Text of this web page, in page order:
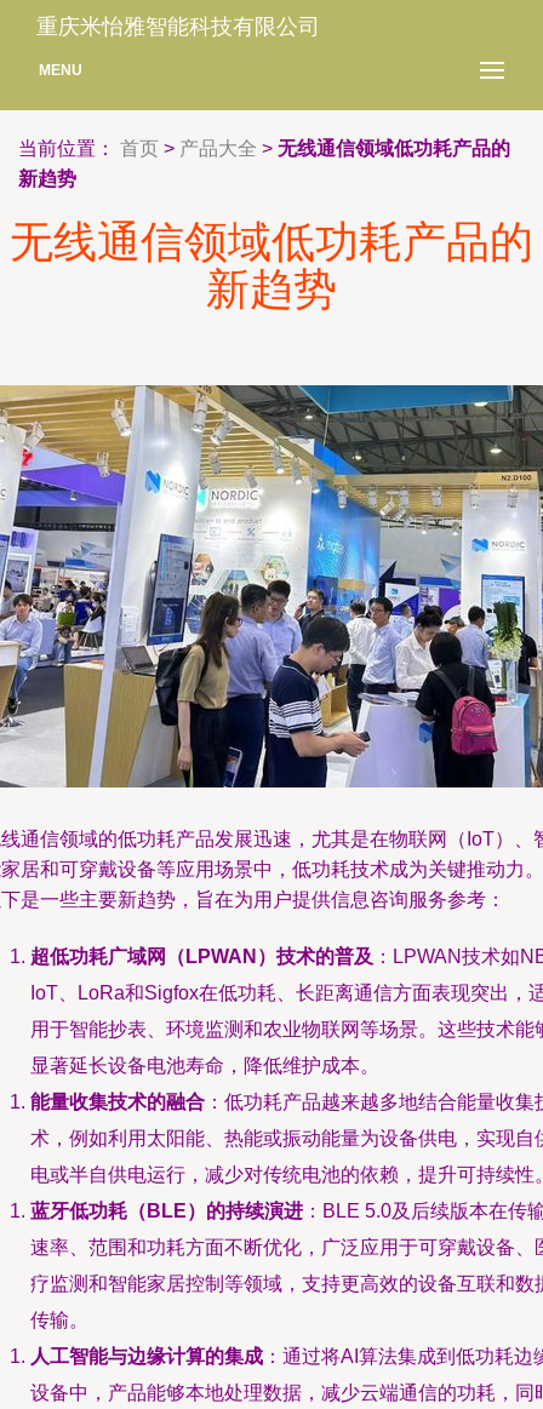
重庆米怡雅智能科技有限公司
MENU
当前位置： 首页 > 产品大全 > 无线通信领域低功耗产品的
新趋势
无线通信领域低功耗产品的
新趋势
通信领域的低功耗产品发展迅速，尤其是在物联网（IoT）、
居和可穿戴设备等应用场景中，低功耗技术成为关键推动力。
是一些主要新趋势，旨在为用户提供信息咨询服务参考：
超低功耗广域网（LPWAN）技术的普及 ：LPWAN技术如
IoT、LoRa和Sigfox在低功耗、长距离通信方面表现突出，
用于智能抄表、环境监测和农业物联网等场景。这些技术能
显著延长设备电池寿命，降低维护成本。
能量收集技术的融合 ：低功耗产品越来越多地结合能量收集
术，例如利用太阳能、热能或振动能量为设备供电，实现自
电或半自供电运行，减少对传统电池的依赖，提升可持续性
蓝牙低功耗（BLE）的持续演进 ：BLE 5.0及后续版本在传
速率、范围和功耗方面不断优化，广泛应用于可穿戴设备、
疗监测和智能家居控制等领域，支持更高效的设备互联和数
传输。
人工智能与边缘计算的集成 ：通过将AI算法集成到低功耗边
设备中，产品能够本地处理数据，减少云端通信的功耗，同